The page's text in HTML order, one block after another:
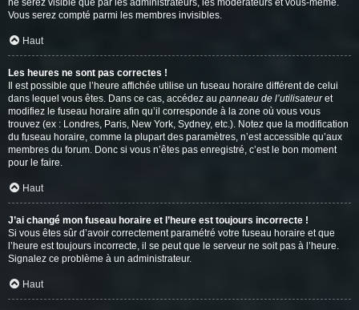
ne serez visible que par les administrateurs, les modérateurs et vous-même.
Vous serez compté parmi les membres invisibles.
Haut
Les heures ne sont pas correctes !
Il est possible que l’heure affichée utilise un fuseau horaire différent de celui
dans lequel vous êtes. Dans ce cas, accédez au panneau de l’utilisateuret
modifiez le fuseau horaire afin qu’il corresponde à la zone où vous vous
trouvez (ex : Londres, Paris, New York, Sydney, etc.). Notez que la modification
du fuseau horaire, comme la plupart des paramètres, n’est accessible qu’aux
membres du forum. Donc si vous n’êtes pas enregistré, c’est le bon moment
pour le faire.
Haut
J’ai changé mon fuseau horaire et l’heure est toujours incorrecte !
Si vous êtes sûr d’avoir correctement paramétré votre fuseau horaire et que
l’heure est toujours incorrecte, il se peut que le serveur ne soit pas à l’heure.
Signalez ce problème à un administrateur.
Haut